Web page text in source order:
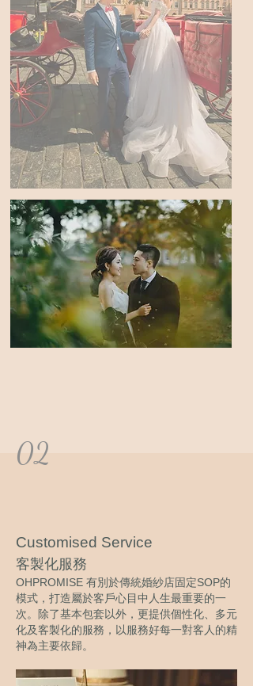
02
Customised Service
客製化服務
OHPROMISE 有別於傳統婚紗店固定SOP的
模式，打造屬於客戶心目中人生最重要的一
次。除了基本包套以外，更提供個性化、多元
化及客製化的服務，以服務好每一對客人的精
神為主要依歸。